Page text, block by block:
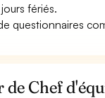
fériés.
questionnaires
Chef